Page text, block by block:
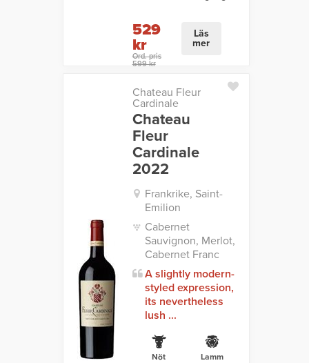
529
kr
Ord. pris
599 kr
Läs
mer
Chateau Fleur
Cardinale
Chateau
Fleur
Cardinale
2022
Frankrike, Saint-
Emilion
Cabernet
Sauvignon, Merlot,
Cabernet Franc
A slightly modern-
styled expression,
its nevertheless
lush ...
Nöt Lamm